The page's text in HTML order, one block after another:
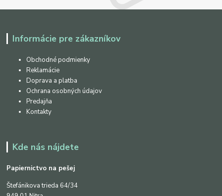
Informácie pre zákazníkov
Obchodné podmienky
Reklamácie
Doprava a platba
Ochrana osobných údajov
Predajňa
Kontakty
Kde nás nájdete
Papiernictvo na pešej
Štefánikova trieda 64/34